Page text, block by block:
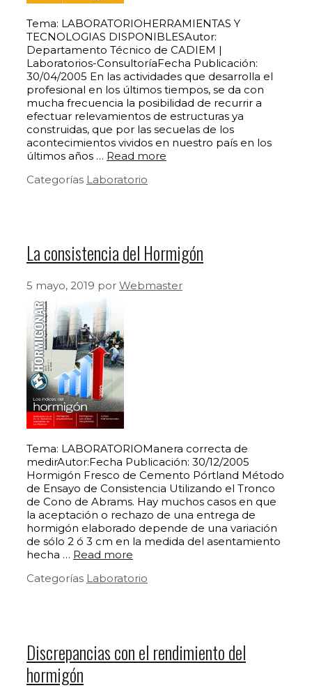
Tema: LABORATORIOHERRAMIENTAS Y
TECNOLOGIAS DISPONIBLESAutor:
Departamento Técnico de CADIEM |
Laboratorios-ConsultoríaFecha Publicación:
30/04/2005 En las actividades que desarrolla el
profesional en los últimos tiempos, se da con
mucha frecuencia la posibilidad de recurrir a
efectuar relevamientos de estructuras ya
construidas, que por las secuelas de los
acontecimientos vividos en nuestro país en los
últimos años … Read more
Categorías Laboratorio
La consistencia del Hormigón
5 mayo, 2019 por Webmaster
Tema: LABORATORIOManera correcta de
medirAutor:Fecha Publicación: 30/12/2005
Hormigón Fresco de Cemento Pórtland Método
de Ensayo de Consistencia Utilizando el Tronco
de Cono de Abrams. Hay muchos casos en que
la aceptación o rechazo de una entrega de
hormigón elaborado depende de una variación
de sólo 2 ó 3 cm en la medida del asentamiento
hecha … Read more
Categorías Laboratorio
Discrepancias con el rendimiento del
hormigón